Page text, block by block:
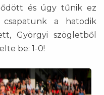
és úgy tűnik ez
csapatunk a hatodik
Györgyi szögletből
be: 1-0!